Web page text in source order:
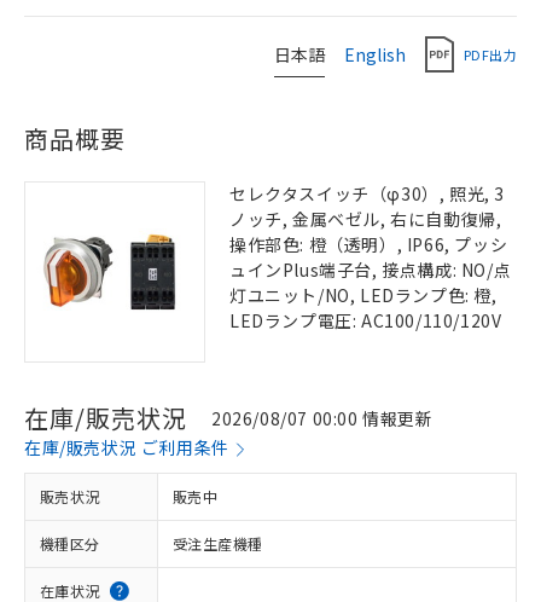
日本語 English PDF出力
商品概要
セレクタスイッチ（φ30）, 照光, 3
ノッチ, 金属ベゼル, 右に自動復帰,
操作部色: 橙（透明）, IP66, プッシ
ュインPlus端子台, 接点構成: NO/点
灯ユニット/NO, LEDランプ色: 橙,
LEDランプ電圧: AC100/110/120V
在庫/販売状況
2026/08/07 00:00 情報更新
在庫/販売状況 ご利用条件
販売状況 販売中
機種区分 受注生産機種
在庫状況